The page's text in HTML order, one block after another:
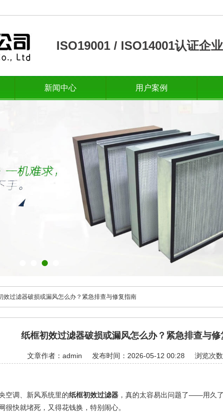
ISO19001 / ISO14001认证企业
新闻中心 用户案例
效过滤器破损或漏风怎么办？紧急排查与修复指南
纸框初效过滤器破损或漏风怎么办？紧急排查与修
文章作者：admin 发布时间：2026-05-12 00:28 浏览次
空调、新风系统里的纸框初效过滤器 ，真的太容易出问题了——用久
很快就堵死，又得花钱换，特别闹心。